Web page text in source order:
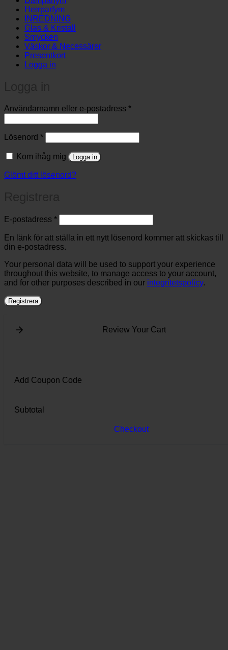
Herrparfym
INREDNING
Glas & Kristall
Smycken
Väskor & Necessärer
Presentkort
Logga in
Användarnamn eller e-postadress *Obligatoriskt
Lösenord *Obligatoriskt
Kom ihåg mig Logga in
Glömt ditt lösenord?
E-postadress *Obligatoriskt
En länk för att ställa in ett nytt lösenord kommer att skickas till
din e-postadress.
Your personal data will be used to support your experience
throughout this website, to manage access to your account,
and for other purposes described in our integritetspolicy.
Registrera
Review Your Cart
Add Coupon Code
Subtotal
Checkout